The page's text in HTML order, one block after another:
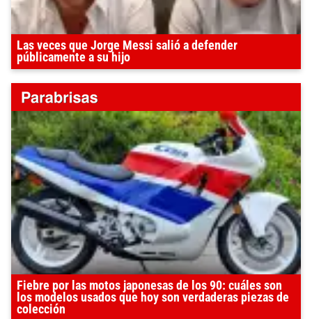
Las veces que Jorge Messi salió a defender
públicamente a su hijo
Fiebre por las motos japonesas de los 90: cuáles son
los modelos usados que hoy son verdaderas piezas de
colección